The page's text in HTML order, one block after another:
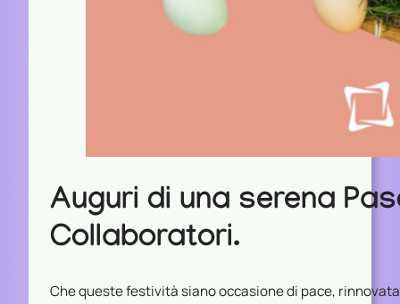
Auguri di una serena
Collaboratori.
Che queste festività siano occasione di pace,